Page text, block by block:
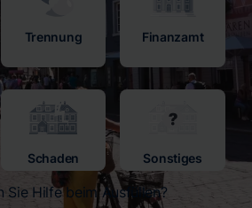
Trennung Finanzamt
Schaden Sonstiges
Sie Hilfe beim Ausfüllen?